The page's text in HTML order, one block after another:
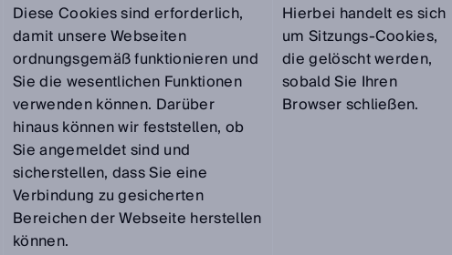
Diese Cookies sind erforderlich,
damit unsere Webseiten
ordnungsgemäß funktionieren und
Sie die wesentlichen Funktionen
verwenden können. Darüber
hinaus können wir feststellen, ob
Sie angemeldet sind und
sicherstellen, dass Sie eine
Verbindung zu gesicherten
Bereichen der Webseite herstellen
können.
Hierbei handelt es sich
um Sitzungs-Cookies,
die gelöscht werden,
sobald Sie Ihren
Browser schließen.